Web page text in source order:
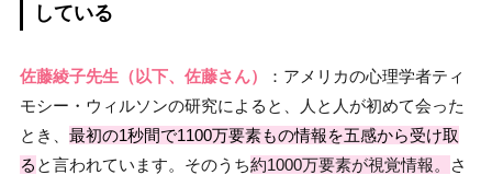
している
佐藤綾子先生（以下、佐藤さん）
：アメリカの心理学者ティ
モシー・ウィルソンの研究によると、人と人が初めて会った
とき、 最初の1秒間で1100万要素もの情報を五感から受け取
る と言われています。そのうち約1000万要素が視覚情報。
さ